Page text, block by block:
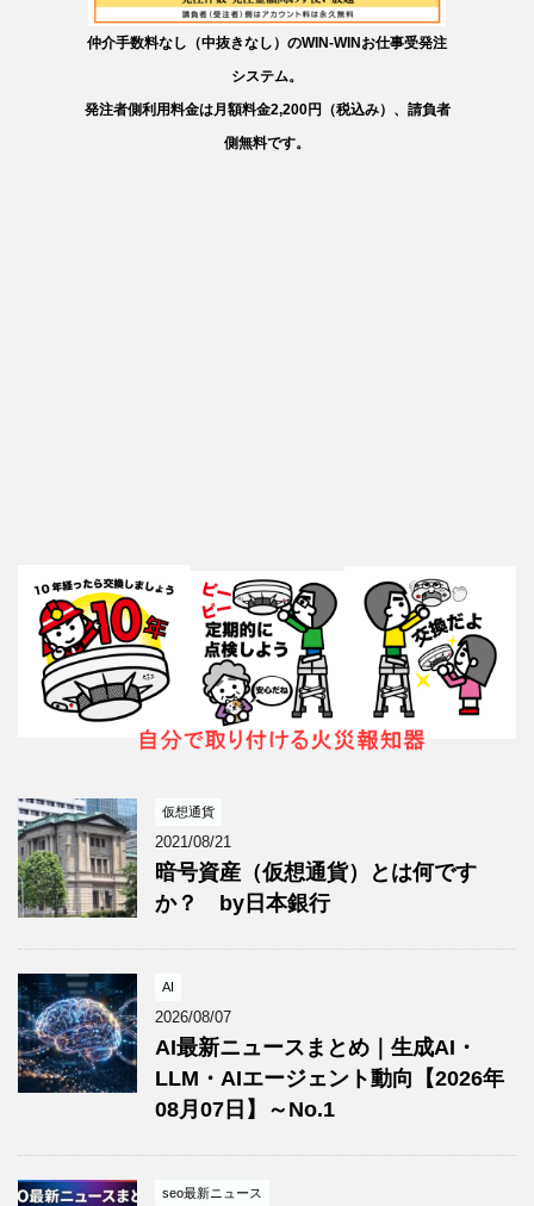
仲介手数料なし（中抜きなし）のWIN-WINお仕事受発注
システム。
発注者側利用料金は月額料金2,200円（税込み）、請負者
側無料です。
仮想通貨
2021/08/21
暗号資産（仮想通貨）とは何です
か？ by日本銀行
AI
2026/08/07
AI最新ニュースまとめ｜生成AI・
LLM・AIエージェント動向【2026年
08月07日】～No.1
seo最新ニュース